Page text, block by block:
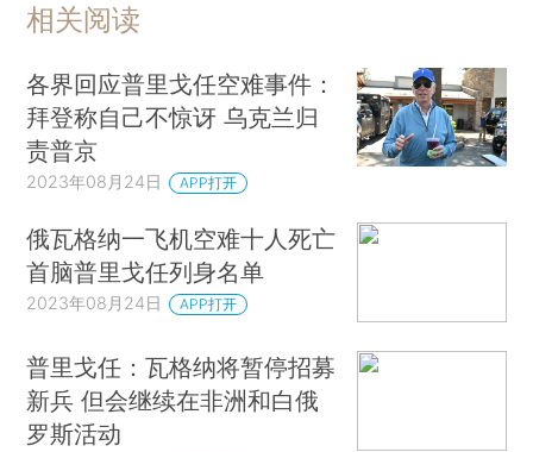
相关阅读
各界回应普里戈任空难事件：
拜登称自己不惊讶 乌克兰归
责普京
2023年08月24日 APP打开
俄瓦格纳一飞机空难十人死亡
首脑普里戈任列身名单
2023年08月24日 APP打开
普里戈任：瓦格纳将暂停招募
新兵 但会继续在非洲和白俄
罗斯活动